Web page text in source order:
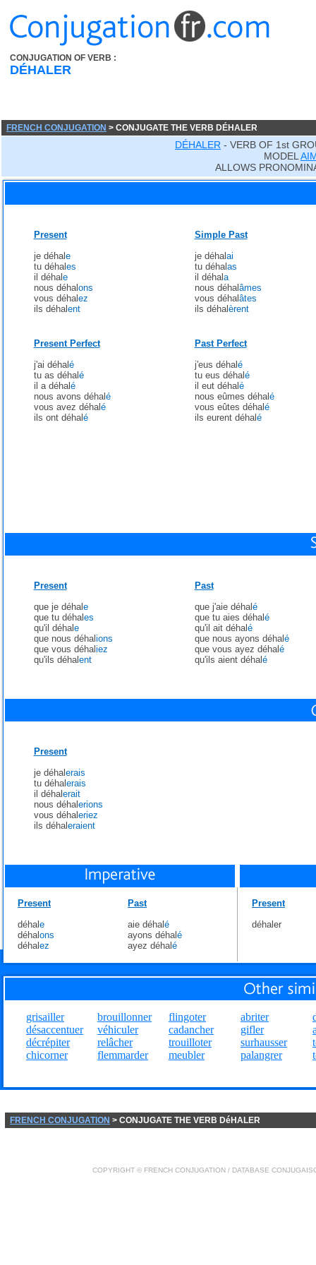
CONJUGATION OF VERB :
DÉHALER
FRENCH CONJUGATION > CONJUGATE THE VERB DÉHALER
DÉHALER - VERB OF 1st
MODEL
ALLOWS
Present
je déhale
tu déhales
il déhale
nous déhalons
vous déhalez
ils déhalent
Simple Past
je déhalai
tu déhalas
il déhala
nous déhalâmes
vous déhalâtes
ils déhalèrent
Present Perfect
j'ai déhalé
tu as déhalé
il a déhalé
nous avons déhalé
vous avez déhalé
ils ont déhalé
Past Perfect
j'eus déhalé
tu eus déhalé
il eut déhalé
nous eûmes déhalé
vous eûtes déhalé
ils eurent déhalé
Present
que je déhale
que tu déhales
qu'il déhale
que nous déhalions
que vous déhaliez
qu'ils déhalent
Past
que j'aie déhalé
que tu aies déhalé
qu'il ait déhalé
que nous ayons déhalé
que vous ayez déhalé
qu'ils aient déhalé
Present
je déhalerais
tu déhalerais
il déhalerait
nous déhalerions
vous déhaleriez
ils déhaleraient
Present
déhale
déhalons
déhalez
Past
aie déhalé
ayons déhalé
ayez déhalé
Present
déhaler
grisailler
désaccentuer
décrépiter
chicorner
brouillonner
véhiculer
relâcher
flemmarder
flingoter
cadancher
trouilloter
meubler
abriter
gifler
surhausser
palangrer
FRENCH CONJUGATION > CONJUGATE THE VERB DéHALER
COPYRIGHT © FRENCH CONJUGATION / DATABASE